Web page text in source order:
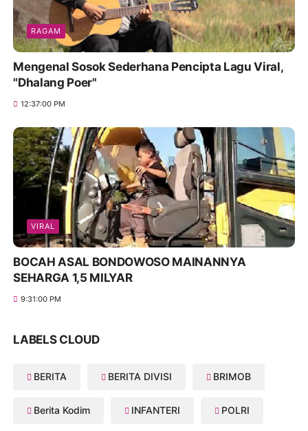
RAGAM
Mengenal Sosok Sederhana Pencipta Lagu Viral,
"Dhalang Poer"
12:37:00 PM
VIRAL
BOCAH ASAL BONDOWOSO MAINANNYA
SEHARGA 1,5 MILYAR
9:31:00 PM
LABELS CLOUD
BERITA BERITA DIVISI BRIMOB
Berita Kodim INFANTERI POLRI